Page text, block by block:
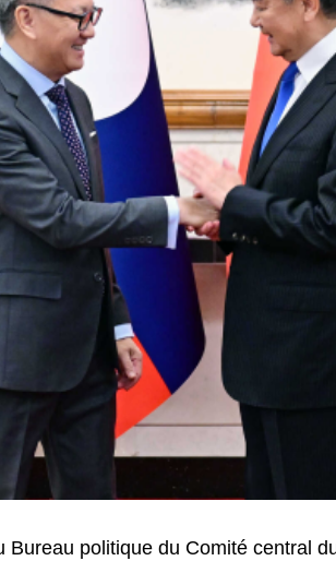
Bureau politique du Comité central